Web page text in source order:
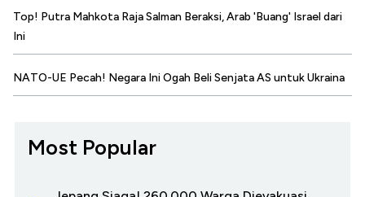
Top! Putra Mahkota Raja Salman Beraksi, Arab 'Buang' Israel dari
Ini
NATO-UE Pecah! Negara Ini Ogah Beli Senjata AS untuk Ukraina
Most Popular